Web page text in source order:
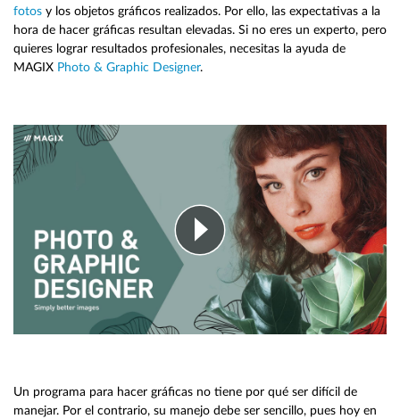
fotos y los objetos gráficos realizados. Por ello, las expectativas a la
hora de hacer gráficas resultan elevadas. Si no eres un experto, pero
quieres lograr resultados profesionales, necesitas la ayuda de
MAGIX Photo & Graphic Designer.
Un programa para hacer gráficas no tiene por qué ser difícil de
manejar. Por el contrario, su manejo debe ser sencillo, pues hoy en